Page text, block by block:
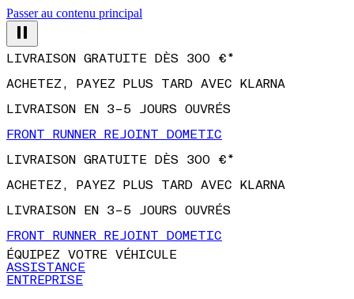
Passer au contenu principal
ACHETEZ, PAYEZ PLUS TARD AVEC KLARNA
LIVRAISON EN 3–5 JOURS OUVRÉS
FRONT RUNNER REJOINT DOMETIC
LIVRAISON GRATUITE DÈS 300 €*
ACHETEZ, PAYEZ PLUS TARD AVEC KLARNA
LIVRAISON EN 3–5 JOURS OUVRÉS
FRONT RUNNER REJOINT DOMETIC
ÉQUIPEZ VOTRE VÉHICULE
ASSISTANCE
ENTREPRISE